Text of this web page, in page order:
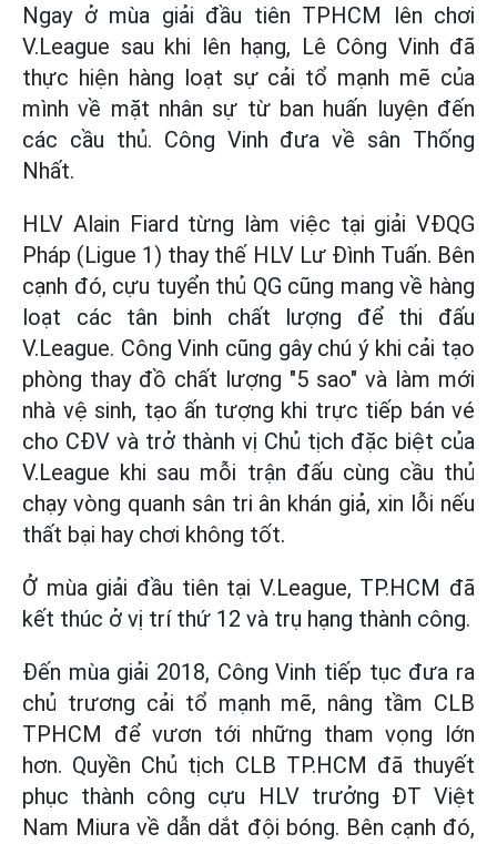
Ngay ở mùa giải đầu tiên TPHCM lên chơi
V.League sau khi lên hạng, Lê Công Vinh đã
thực hiện hàng loạt sự cải tổ mạnh mẽ của
mình về mặt nhân sự từ ban huấn luyện đến
các cầu thủ. Công Vinh đưa về sân Thống
Nhất.
HLV Alain Fiard từng làm việc tại giải VĐQG
Pháp (Ligue 1) thay thế HLV Lư Đình Tuấn. Bên
cạnh đó, cựu tuyển thủ QG cũng mang về hàng
loạt các tân binh chất lượng để thi đấu
V.League. Công Vinh cũng gây chú ý khi cải tạo
phòng thay đồ chất lượng "5 sao" và làm mới
nhà vệ sinh, tạo ấn tượng khi trực tiếp bán vé
cho CĐV và trở thành vị Chủ tịch đặc biệt của
V.League khi sau mỗi trận đấu cùng cầu thủ
chạy vòng quanh sân tri ân khán giả, xin lỗi nếu
thất bại hay chơi không tốt.
Ở mùa giải đầu tiên tại V.League, TP.HCM đã
kết thúc ở vị trí thứ 12 và trụ hạng thành công.
Đến mùa giải 2018, Công Vinh tiếp tục đưa ra
chủ trương cải tổ mạnh mẽ, nâng tầm CLB
TPHCM để vươn tới những tham vọng lớn
hơn. Quyền Chủ tịch CLB TP.HCM đã thuyết
phục thành công cựu HLV trưởng ĐT Việt
Nam Miura về dẫn dắt đội bóng. Bên cạnh đó,